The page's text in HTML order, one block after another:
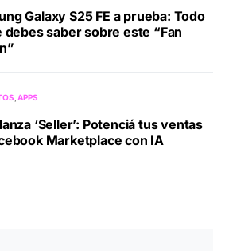
Galaxy S25 FE a prueba: Todo
debes saber sobre este “Fan
APPS
‘Seller’: Potenciá tus ventas
Marketplace con IA